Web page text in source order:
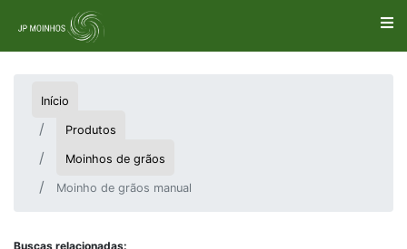
Início
Produtos
Moinhos de grãos
Moinho de grãos manual
Buscas relacionadas: